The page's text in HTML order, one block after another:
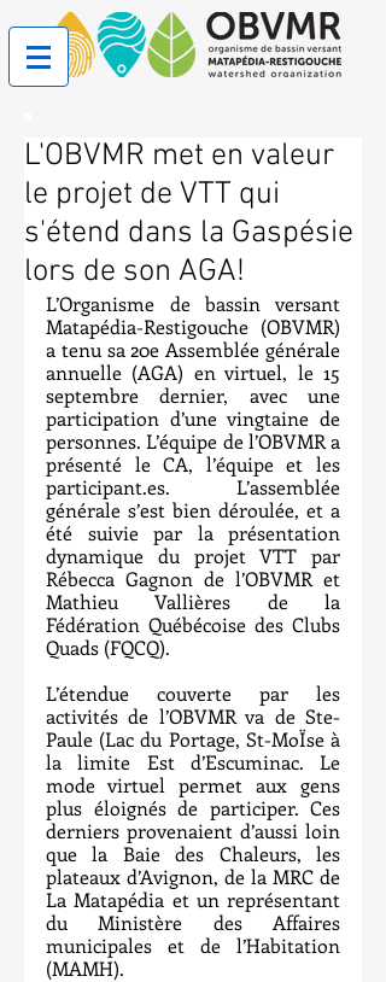
L'OBVMR met en valeur
le projet de VTT qui
s'étend dans la Gaspésie
lors de son AGA!
L’Organisme de bassin versant
Matapédia-Restigouche (OBVMR)
a tenu sa 20e Assemblée générale
annuelle (AGA) en virtuel, le 15
septembre dernier, avec une
participation d’une vingtaine de
personnes. L’équipe de l’OBVMR a
présenté le CA, l’équipe et les
participant.es. L’assemblée
générale s’est bien déroulée, et a
été suivie par la présentation
dynamique du projet VTT par
Rébecca Gagnon de l’OBVMR et
Mathieu Vallières de la
Fédération Québécoise des Clubs
Quads (FQCQ).
L’étendue couverte par les
activités de l’OBVMR va de Ste-
Paule (Lac du Portage, St-MoÏse à
la limite Est d’Escuminac. Le
mode virtuel permet aux gens
plus éloignés de participer. Ces
derniers provenaient d’aussi loin
que la Baie des Chaleurs, les
plateaux d’Avignon, de la MRC de
La Matapédia et un représentant
du Ministère des Affaires
municipales et de l’Habitation
(MAMH).